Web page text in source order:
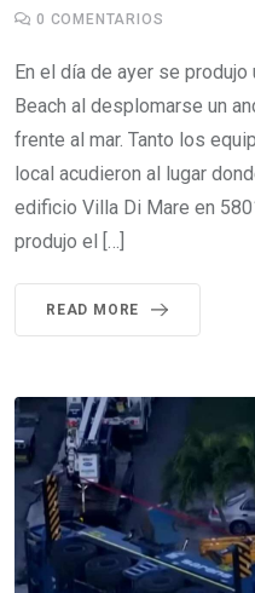
0 COMENTARIOS
En el día de ayer se
Beach al desplomarse un
frente al mar. Tanto los
local acudieron al lugar
edificio Villa Di Mare en
produjo el […]
READ MORE